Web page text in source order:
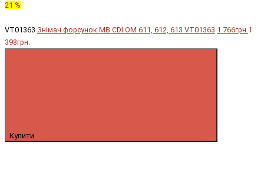
21 %
VT01363 Знімач форсунок MB CDI OM 611, 612, 613 VT01363 1 766грн.1
398грн.
Купити